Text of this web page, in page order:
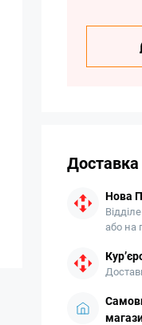
Доставка
Нова
або на